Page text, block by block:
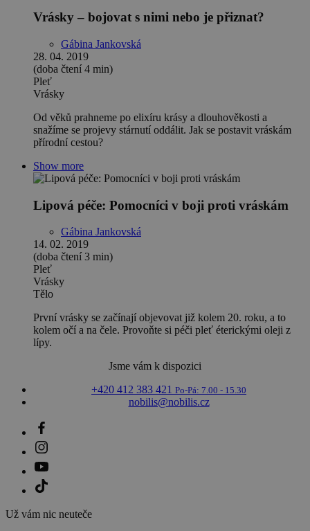
Vrásky – bojovat s nimi nebo je přiznat?
Gábina Jankovská
28. 04. 2019
(doba čtení 4 min)
Pleť
Vrásky
Od věků prahneme po elixíru krásy a dlouhověkosti a
snažíme se projevy stárnutí oddálit. Jak se postavit vráskám
přírodní cestou?
Show more
Lipová péče: Pomocníci v boji proti vráskám
Gábina Jankovská
14. 02. 2019
(doba čtení 3 min)
Pleť
Vrásky
Tělo
První vrásky se začínají objevovat již kolem 20. roku, a to
kolem očí a na čele. Provoňte si péči pleť éterickými oleji z
lípy.
Jsme vám k dispozici
+420 412 383 421 Po-Pá: 7.00 - 15.30
nobilis@nobilis.cz
Už vám nic neuteče